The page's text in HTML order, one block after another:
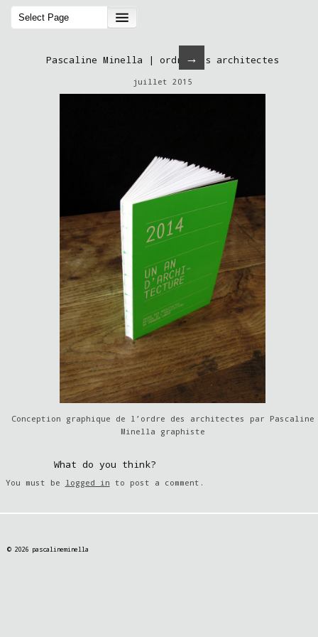
→
Pascaline Minella | ordre des architectes
juillet 2015
Conception graphique de l’ordre des architectes par Pascaline
Minella graphiste
What do you think?
You must be logged in to post a comment.
© 2026 pascalineminella